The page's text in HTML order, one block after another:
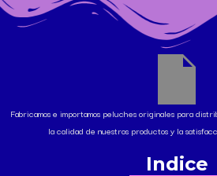
Fabricamos e importamos peluches originales para
la calidad de nuestros productos y la
Indice